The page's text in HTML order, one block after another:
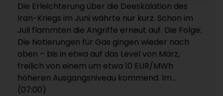
Die Erleichterung über die Deeskalation des
Iran-Kriegs im Juni währte nur kurz. Schon im
Juli flammten die Angriffe erneut auf. Die Folge:
Die Notierungen für Gas gingen wieder nach
oben – bis in etwa auf das Level von März,
freilich von einem um etwa 10 EUR/MWh
höheren Ausgangsniveau kommend. Im...
(07:00)